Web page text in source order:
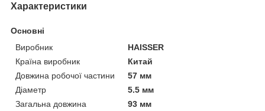
Характеристики
Основні
Виробник
HAISSER
Країна виробник
Китай
Довжина робочої частини
57 мм
Діаметр
5.5 мм
Загальна довжина
93 мм